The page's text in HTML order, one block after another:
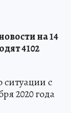
на 14
4102
ситуации с
2020 года